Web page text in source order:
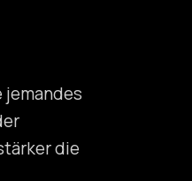
jemandes
die